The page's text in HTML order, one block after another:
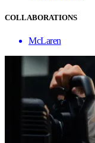
COLLABORATIONS
McLaren